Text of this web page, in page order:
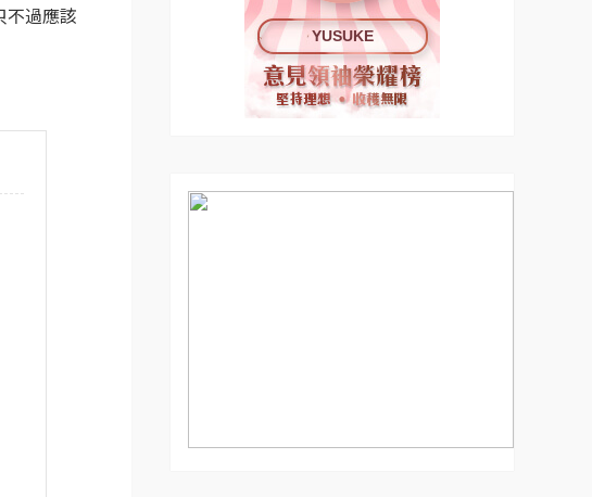
不過應該
YUSUKE